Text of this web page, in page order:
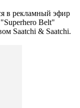
в рекламный эфир
Belt"
Saatchi & Saatchi.